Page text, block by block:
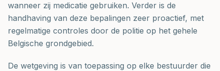
wanneer zij medicatie gebruiken. Verder is de
handhaving van deze bepalingen zeer proactief, met
regelmatige controles door de politie op het gehele
Belgische grondgebied.
De wetgeving is van toepassing op elke bestuurder die